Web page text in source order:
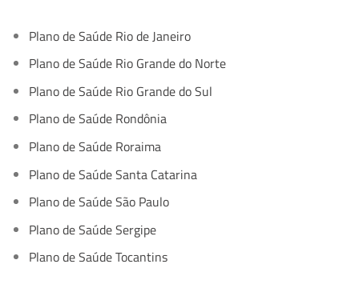
Plano de Saúde Rio de Janeiro
Plano de Saúde Rio Grande do Norte
Plano de Saúde Rio Grande do Sul
Plano de Saúde Rondônia
Plano de Saúde Roraima
Plano de Saúde Santa Catarina
Plano de Saúde São Paulo
Plano de Saúde Sergipe
Plano de Saúde Tocantins